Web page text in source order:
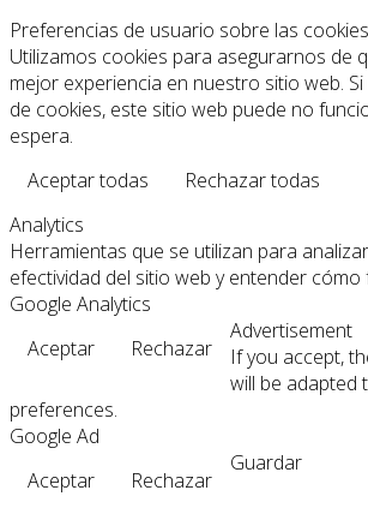
Preferencias de usuario sobre las cookies
Utilizamos cookies para asegurarnos de
mejor experiencia en nuestro sitio web.
de cookies, este sitio web puede no
espera.
Aceptar todas
Rechazar todas
Analytics
Herramientas que se utilizan para
efectividad del sitio web y entender cómo
Google Analytics
Aceptar
Rechazar
Advertisement
If you accept,
will be adapted
preferences.
Google Ad
Aceptar
Rechazar
Guardar